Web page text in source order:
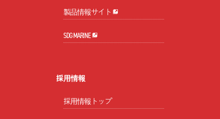
製品情報サイト
SDG MARINE
採用情報
採用情報トップ